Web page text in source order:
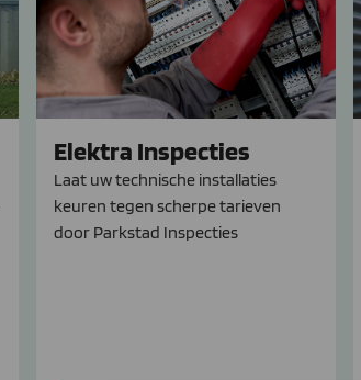
Elektra Inspecties
Laat uw technische installaties
keuren tegen scherpe tarieven
door Parkstad Inspecties